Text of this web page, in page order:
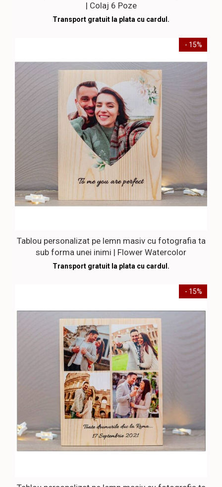
| Colaj 6 Poze
Transport gratuit la plata cu cardul.
- 15%
Tablou personalizat pe lemn masiv cu fotografia ta
sub forma unei inimi | Flower Watercolor
Transport gratuit la plata cu cardul.
- 15%